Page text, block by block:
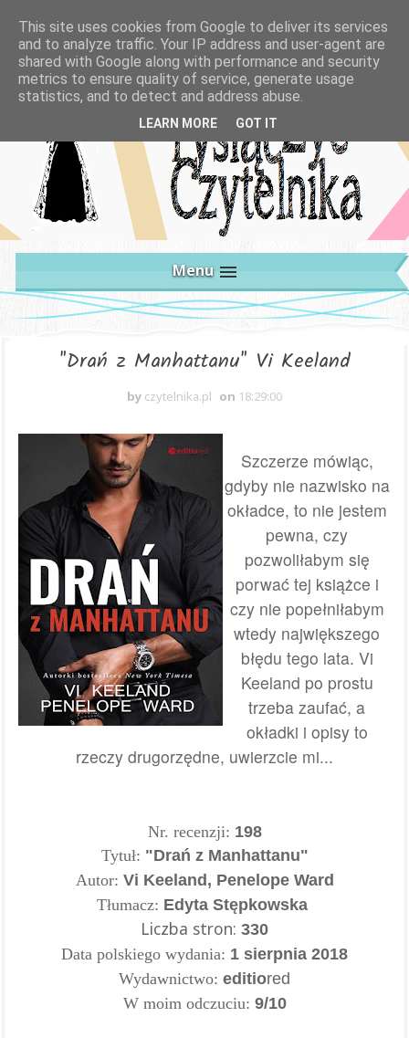
Menu
"Drań z Manhattanu" Vi Keeland
by czytelnika.pl on 18:29:00
Szczerze mówiąc,
gdyby nie nazwisko na
okładce, to nie jestem
pewna, czy
pozwoliłabym się
porwać tej książce i
czy nie popełniłabym
wtedy największego
błędu tego lata. Vi
Keeland po prostu
trzeba zaufać, a
okładki i opisy to
rzeczy drugorzędne, uwierzcie mi...
Nr. recenzji: 198
Tytuł: "Drań z Manhattanu"
Autor: Vi Keeland, Penelope Ward
Tłumacz: Edyta Stępkowska
Liczba stron: 330
Data polskiego wydania: 1 sierpnia 2018
Wydawnictwo: editiored
W moim odczuciu: 9/10
This site uses cookies from Google to deliver its services
and to analyze traffic. Your IP address and user-agent are
shared with Google along with performance and security
metrics to ensure quality of service, generate usage
statistics, and to detect and address abuse.
LEARN MORE GOT IT